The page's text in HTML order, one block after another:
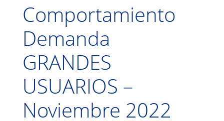
Comportamiento
Demanda
GRANDES
USUARIOS –
Noviembre 2022